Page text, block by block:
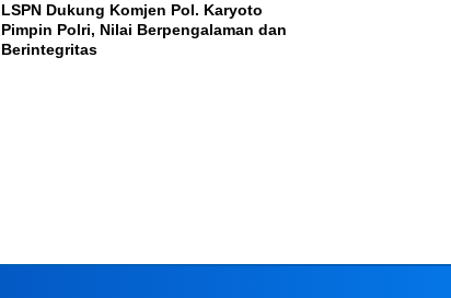
LSPN Dukung Komjen Pol. Karyoto
Pimpin Polri, Nilai Berpengalaman dan
Berintegritas